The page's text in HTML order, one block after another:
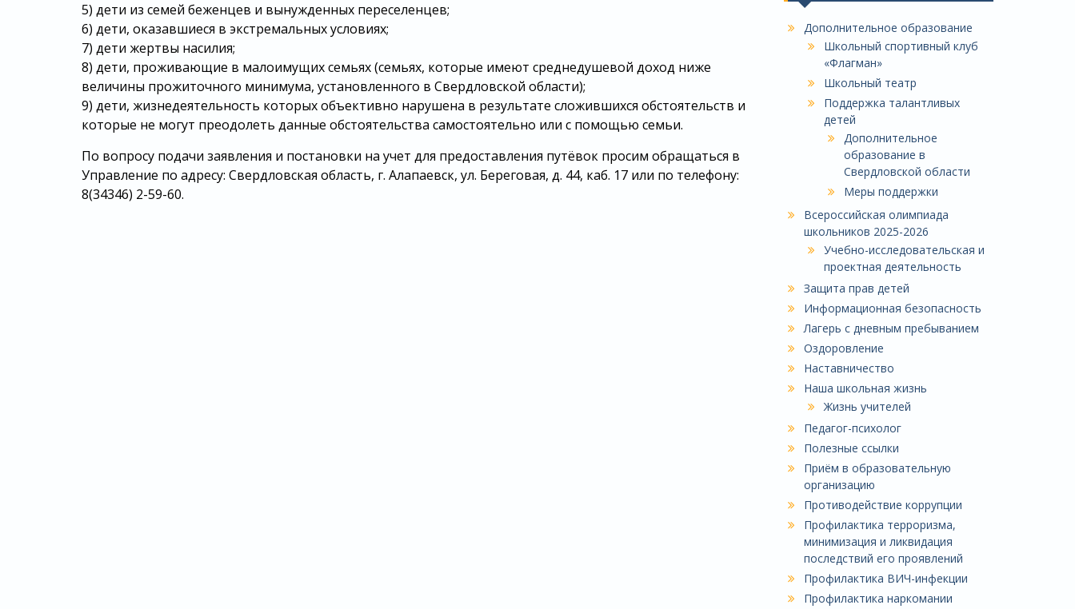
5) дети из семей беженцев и вынужденных переселенцев;
6) дети, оказавшиеся в экстремальных условиях;
7) дети жертвы насилия;
8) дети, проживающие в малоимущих семьях (семьях, которые имеют среднедушевой доход ниже
величины прожиточного минимума, установленного в Свердловской области);
9) дети, жизнедеятельность которых объективно нарушена в результате сложившихся обстоятельств и
которые не могут преодолеть данные обстоятельства самостоятельно или с помощью семьи.
По вопросу подачи заявления и постановки на учет для предоставления путёвок просим обращаться в
Управление по адресу: Свердловская область, г. Алапаевск, ул. Береговая, д. 44, каб. 17 или по телефону:
8(34346) 2-59-60.
Дополнительное образование
Школьный спортивный клуб
«Флагман»
Школьный театр
Поддержка талантливых
детей
Дополнительное
образование в
Свердловской области
Меры поддержки
Всероссийская олимпиада
школьников 2025-2026
Учебно-исследовательская и
проектная деятельность
Защита прав детей
Информационная безопасность
Лагерь с дневным пребыванием
Оздоровление
Наставничество
Наша школьная жизнь
Жизнь учителей
Педагог-психолог
Полезные ссылки
Приём в образовательную
организацию
Противодействие коррупции
Профилактика терроризма,
минимизация и ликвидация
последствий его проявлений
Профилактика ВИЧ-инфекции
Профилактика наркомании